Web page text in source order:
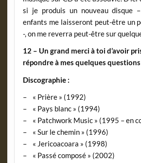
si je produis un nouveau disque
enfants me laisseront peut-être un
-, on me reverra peut-être sur
12 – Un grand merci à toi d’avoir
répondre à mes quelques
Discographie :
– « Prière » (1992)
– « Pays blanc » (1994)
– « Patchwork Music » (1995 – en
– « Sur le chemin » (1996)
– « Jericoacoara » (1998)
– « Passé composé » (2002)